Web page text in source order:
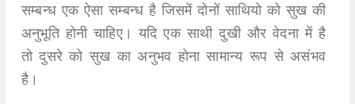
सम्बन्ध एक ऐसा सम्बन्ध है जिसमें दोनों साथियो को सुख की
अनुभूति होनी चाहिए। यदि एक साथी दुखी और वेदना में है
तो दुसरे को सुख का अनुभव होना सामान्य रूप से असंभव
है।